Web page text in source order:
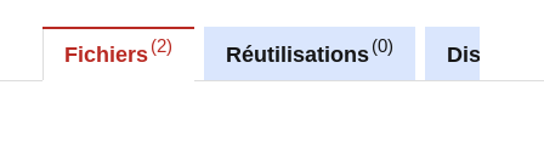
Fichiers 2 Réutilisations 0